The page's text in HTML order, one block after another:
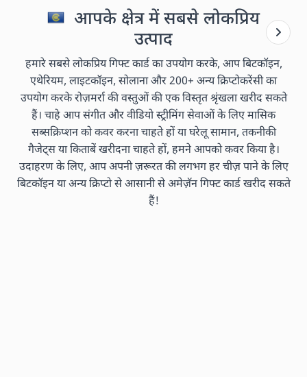
आपके क्षेत्र में सबसे लोकप्रिय
उत्पाद
हमारे सबसे लोकप्रिय गिफ्ट कार्ड का उपयोग करके, आप बिटकॉइन,
एथेरियम, लाइटकॉइन, सोलाना और 200+ अन्य क्रिप्टोकरेंसी का
उपयोग करके रोज़मर्रा की वस्तुओं की एक विस्तृत श्रृंखला खरीद सकते
हैं। चाहे आप संगीत और वीडियो स्ट्रीमिंग सेवाओं के लिए मासिक
सब्सक्रिप्शन को कवर करना चाहते हों या घरेलू सामान, तकनीकी
गैजेट्स या किताबें खरीदना चाहते हों, हमने आपको कवर किया है।
उदाहरण के लिए, आप अपनी ज़रूरत की लगभग हर चीज़ पाने के लिए
बिटकॉइन या अन्य क्रिप्टो से आसानी से अमेज़ॅन गिफ्ट कार्ड खरीद सकते
हैं!